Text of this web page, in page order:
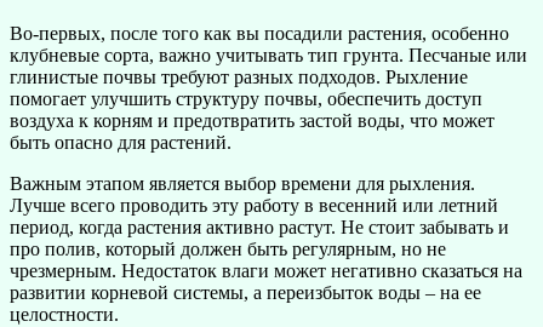
Во-первых, после того как вы посадили растения, особенно
клубневые сорта, важно учитывать тип грунта. Песчаные или
глинистые почвы требуют разных подходов. Рыхление
помогает улучшить структуру почвы, обеспечить доступ
воздуха к корням и предотвратить застой воды, что может
быть опасно для растений.
Важным этапом является выбор времени для рыхления.
Лучше всего проводить эту работу в весенний или летний
период, когда растения активно растут. Не стоит забывать и
про полив, который должен быть регулярным, но не
чрезмерным. Недостаток влаги может негативно сказаться на
развитии корневой системы, а переизбыток воды – на ее
целостности.